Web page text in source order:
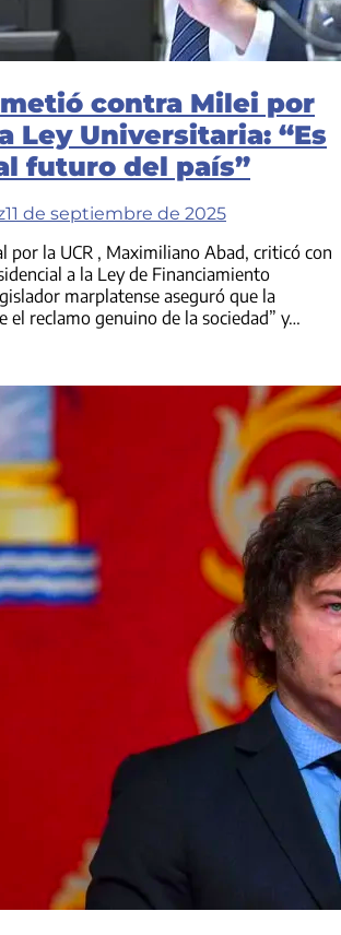
contra Milei por
Ley Universitaria: “Es
futuro del país”
11 de septiembre de 2025
por la UCR , Maximiliano Abad, criticó con
a la Ley de Financiamiento
marplatense aseguró que la
el reclamo genuino de la sociedad” y…